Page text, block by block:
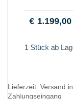
€ 1.199,00
1 Stück ab
Lieferzeit: Versand
Zahlungseingang